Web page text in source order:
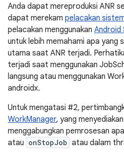
Anda dapat mereproduksi ANR
dapat merekam pelacakan
pelacakan menggunakan Android
untuk lebih memahami apa yang
utama saat ANR terjadi.
terjadi saat menggunakan
langsung atau menggunakan
androidx.
Untuk mengatasi #2,
WorkManager, yang
menggabungkan pemrosesan
atau onStopJob atau dalam